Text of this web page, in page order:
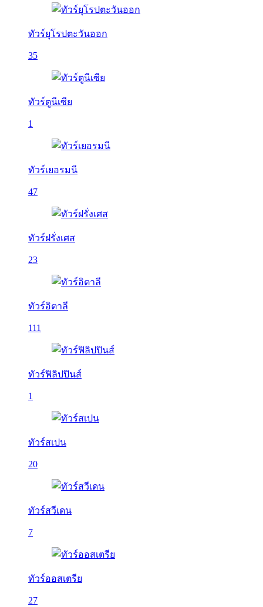
ทัวร์ยุโรปตะวันออก
35
ทัวร์ตูนีเซีย
1
ทัวร์เยอรมนี
47
ทัวร์ฝรั่งเศส
23
ทัวร์อิตาลี
111
ทัวร์ฟิลิปปินส์
1
ทัวร์สเปน
20
ทัวร์สวีเดน
7
ทัวร์ออสเตรีย
27